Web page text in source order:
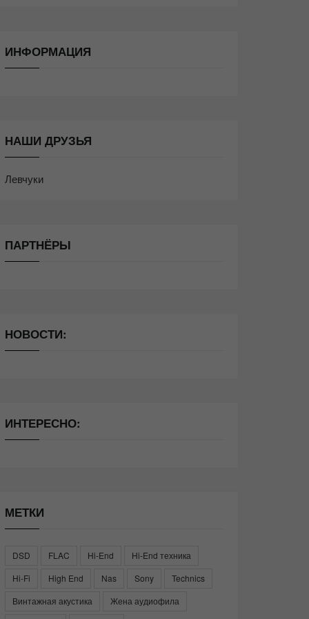
ИНФОРМАЦИЯ
НАШИ ДРУЗЬЯ
Левчуки
ПАРТНЁРЫ
НОВОСТИ:
ИНТЕРЕСНО:
МЕТКИ
DSD FLAC Hi-End
Hi-End техника
Hi-Fi
High End Nas Sony
Technics
Винтажная акустика
Жена аудиофила